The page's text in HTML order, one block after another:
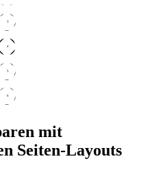
3
4
5
6
mit
Seiten-Layouts